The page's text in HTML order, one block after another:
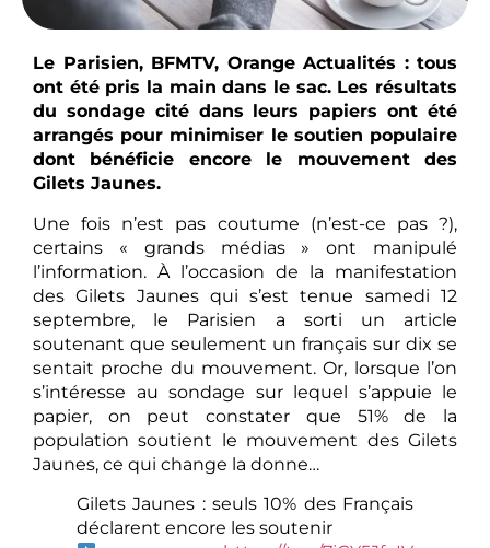
Le Parisien, BFMTV, Orange Actualités : tous
ont été pris la main dans le sac. Les résultats
du sondage cité dans leurs papiers ont été
arrangés pour minimiser le soutien populaire
dont bénéficie encore le mouvement des
Gilets Jaunes.
Une fois n’est pas coutume (n’est-ce pas ?),
certains « grands médias » ont manipulé
l’information. À l’occasion de la manifestation
des Gilets Jaunes qui s’est tenue samedi 12
septembre, le Parisien a sorti un article
soutenant que seulement un français sur dix se
sentait proche du mouvement. Or, lorsque l’on
s’intéresse au sondage sur lequel s’appuie le
papier, on peut constater que 51% de la
population soutient le mouvement des Gilets
Jaunes, ce qui change la donne…
Gilets Jaunes : seuls 10% des Français
déclarent encore les soutenir